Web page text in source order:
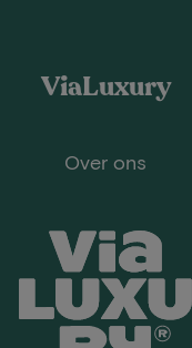
ViaLuxury
Over ons